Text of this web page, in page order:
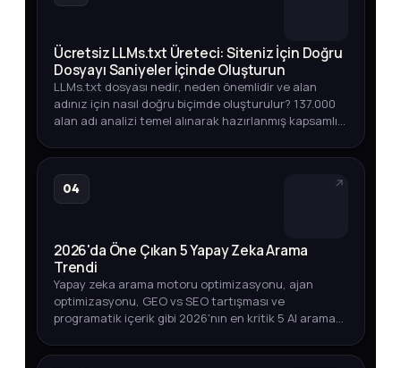
Ücretsiz LLMs.txt Üreteci: Siteniz İçin Doğru
Dosyayı Saniyeler İçinde Oluşturun
LLMs.txt dosyası nedir, neden önemlidir ve alan
adınız için nasıl doğru biçimde oluşturulur? 137.000
alan adı analizi temel alınarak hazırlanmış kapsamlı
04
2026'da Öne Çıkan 5 Yapay Zeka Arama
Trendi
Yapay zeka arama motoru optimizasyonu, ajan
optimizasyonu, GEO vs SEO tartışması ve
programatik içerik gibi 2026'nın en kritik 5 AI arama